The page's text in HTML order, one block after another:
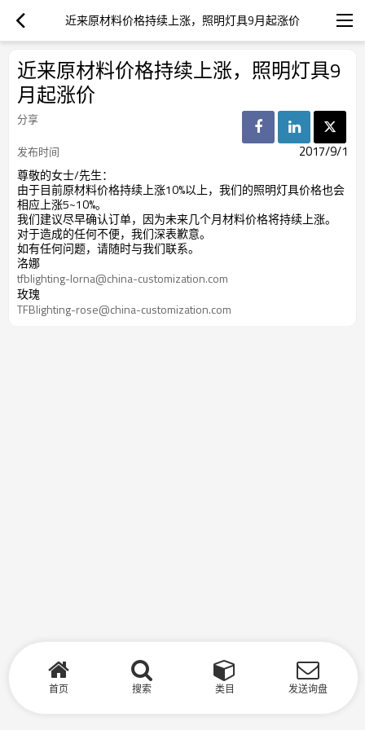
近来原材料价格持续上涨，照明灯具9月起涨价
近来原材料价格持续上涨，照明灯具9
月起涨价
分享
发布时间
2017/9/1
尊敬的女士/先生：
由于目前原材料价格持续上涨10%以上，我们的照明灯具价格也会
相应上涨5~10%。
我们建议尽早确认订单，因为未来几个月材料价格将持续上涨。
对于造成的任何不便，我们深表歉意。
如有任何问题，请随时与我们联系。
洛娜
tfblighting-lorna@china-customization.com
玫瑰
TFBlighting-rose@china-customization.com
首页 搜索 类目 发送询盘